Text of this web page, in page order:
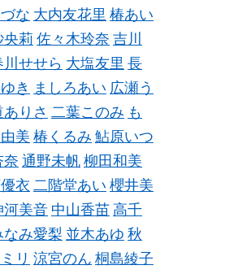
な 大内友花里 椿あい
央莉 佐々木玲奈 吉川
川せせら 大塩友里 長
き ましろあい 広瀬う
ありさ 二葉このみ も
美 椿くるみ 鮎原いつ
奈 通野未帆 柳田和美
衣 二階堂あい 櫻井美
河美音 中山香苗 高千
なみ愛梨 並木あゆ 秋
リ 涼宮のん 桐島綾子